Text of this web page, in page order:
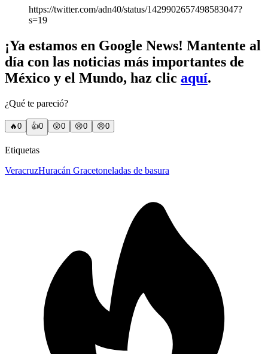
https://twitter.com/adn40/status/1429902657498583047?
s=19
¡Ya estamos en Google News! Mantente al
día con las noticias más importantes de
México y el Mundo, haz clic aquí.
¿Qué te pareció?
🔥0 👍0 😲0 😢0 😠0
Etiquetas
VeracruzHuracán Gracetoneladas de basura